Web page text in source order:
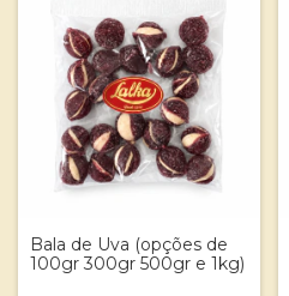
Bala de Uva (opções de
100gr 300gr 500gr e 1kg)